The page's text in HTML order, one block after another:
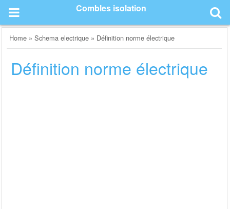
content
Combles isolation
Home »Schema electrique » Définition norme électrique
Définition norme électrique